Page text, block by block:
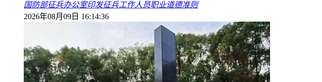
国防部征兵办公室印发征兵工作人员职业道德准则
2026年08月09日 16:14:36